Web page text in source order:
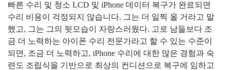
빠른 수리 및 청소 LCD 및 iPhone 데이터 복구가 완료되면
수리 비용이 걱정되지 않습니다. 그는 더 일찍 올 거라고 말
했고, 그는 그의 뒷모습이 자랑스러웠다. 고로 남들보다 조
금 더 노력하는 아이폰 수리 전문가라고 할 수 있는 수준이
되면 , 조금 더 노력하고, iPhone 수리에 대한 많은 경험과 숙
련도 조립식을 기반으로 최상의 컨디션으로 복구에 임하고